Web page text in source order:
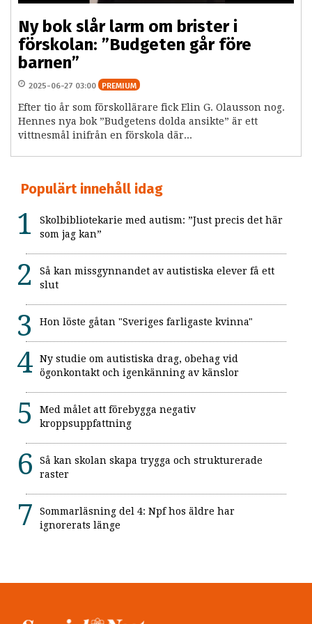
Ny bok slår larm om brister i
förskolan: ”Budgeten går före
barnen”
2025-06-27 03:00 PREMIUM
Efter tio år som förskollärare fick Elin G. Olausson nog.
Hennes nya bok ”Budgetens dolda ansikte” är ett
vittnesmål inifrån en förskola där...
Populärt innehåll idag
Skolbibliotekarie med autism: ”Just precis det här
som jag kan”
Så kan missgynnandet av autistiska elever få ett
slut
Hon löste gåtan "Sveriges farligaste kvinna"
Ny studie om autistiska drag, obehag vid
ögonkontakt och igenkänning av känslor
Med målet att förebygga negativ
kroppsuppfattning
Så kan skolan skapa trygga och strukturerade
raster
Sommarläsning del 4: Npf hos äldre har
ignorerats länge